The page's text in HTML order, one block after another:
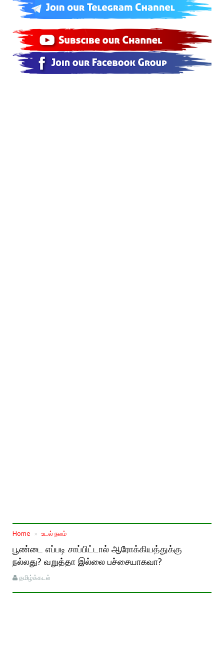
Home உடல் நலம்
பூண்டை எப்படி சாப்பிட்டால் ஆரோக்கியத்துக்கு
நல்லது? வறுத்தா இல்லை பச்சையாகவா?
தமிழ்க்கடல்